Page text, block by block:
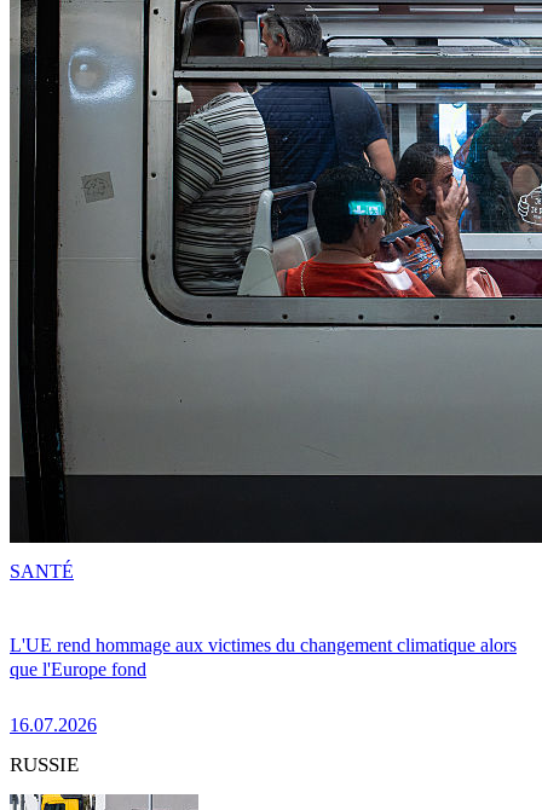
L'UE rend hommage aux victimes du changement climatique alors
que l'Europe fond
16.07.2026
SANTÉ
RUSSIE